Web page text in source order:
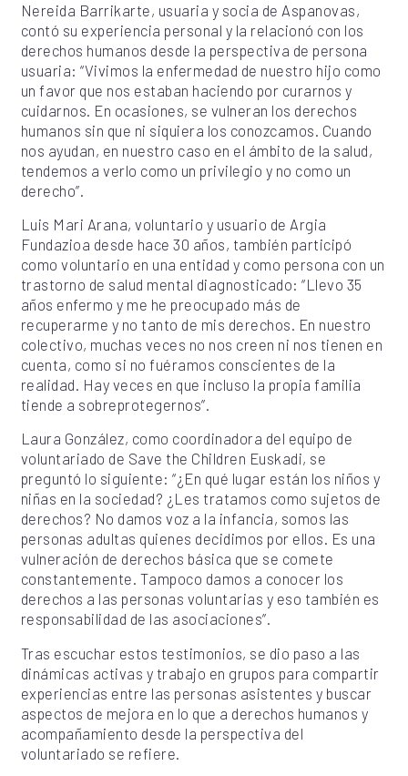
Nereida Barrikarte, usuaria y socia de Aspanovas,
contó su experiencia personal y la relacionó con los
derechos humanos desde la perspectiva de persona
usuaria: “Vivimos la enfermedad de nuestro hijo como
un favor que nos estaban haciendo por curarnos y
cuidarnos. En ocasiones, se vulneran los derechos
humanos sin que ni siquiera los conozcamos. Cuando
nos ayudan, en nuestro caso en el ámbito de la salud,
tendemos a verlo como un privilegio y no como un
derecho”.
Luis Mari Arana, voluntario y usuario de Argia
Fundazioa desde hace 30 años, también participó
como voluntario en una entidad y como persona con un
trastorno de salud mental diagnosticado: “Llevo 35
años enfermo y me he preocupado más de
recuperarme y no tanto de mis derechos. En nuestro
colectivo, muchas veces no nos creen ni nos tienen en
cuenta, como si no fuéramos conscientes de la
realidad. Hay veces en que incluso la propia familia
tiende a sobreprotegernos”.
Laura González, como coordinadora del equipo de
voluntariado de Save the Children Euskadi, se
preguntó lo siguiente: “¿En qué lugar están los niños y
niñas en la sociedad? ¿Les tratamos como sujetos de
derechos? No damos voz a la infancia, somos las
personas adultas quienes decidimos por ellos. Es una
vulneración de derechos básica que se comete
constantemente. Tampoco damos a conocer los
derechos a las personas voluntarias y eso también es
responsabilidad de las asociaciones”.
Tras escuchar estos testimonios, se dio paso a las
dinámicas activas y trabajo en grupos para compartir
experiencias entre las personas asistentes y buscar
aspectos de mejora en lo que a derechos humanos y
acompañamiento desde la perspectiva del
voluntariado se refiere.